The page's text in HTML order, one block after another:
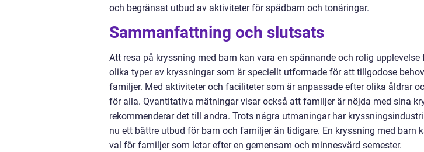
och begränsat utbud av aktiviteter för spädbarn och tonåringar.
Sammanfattning och slutsats
Att resa på kryssning med barn kan vara en spännande och rolig
olika typer av kryssningar som är speciellt utformade för att tillgodose
familjer. Med aktiviteter och faciliteter som är anpassade efter olika åldrar
för alla. Qvantitativa mätningar visar också att familjer är nöjda med sina
rekommenderar det till andra. Trots några utmaningar har
nu ett bättre utbud för barn och familjer än tidigare. En kryssning med barn
val för familjer som letar efter en gemensam och minnesvärd semester.